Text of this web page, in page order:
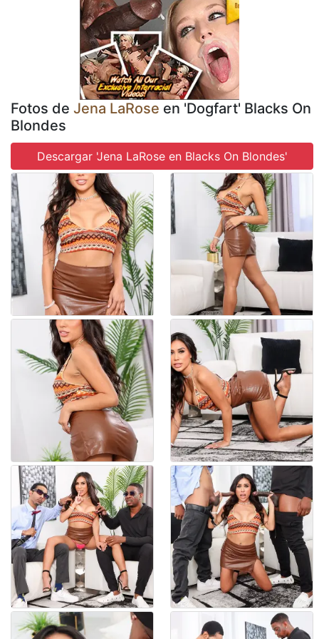
Fotos de Jena LaRose en 'Dogfart' Blacks On
Blondes
Descargar 'Jena LaRose en Blacks On Blondes'